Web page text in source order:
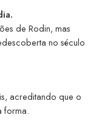
de Rodin, mas
no século
acreditando que o
forma.